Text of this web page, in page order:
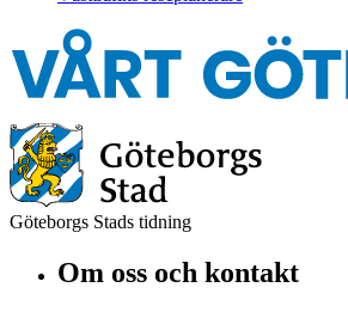
Göteborgs Stads tidning
Om oss och kontakt